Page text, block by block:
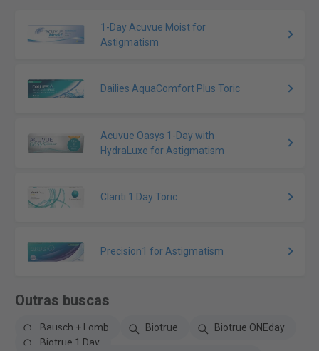
1-Day Acuvue Moist for
Astigmatism
Dailies AquaComfort Plus Toric
Acuvue Oasys 1-Day with
HydraLuxe for Astigmatism
Clariti 1 Day Toric
Precision1 for Astigmatism
Outras buscas
Bausch + Lomb Biotrue
Biotrue ONEday
Biotrue 1 Day